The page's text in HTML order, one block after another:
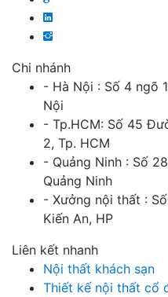
Chi nhánh
- Hà Nội : Số 4 ngõ
Nội
- Tp.HCM: Số 45
2, Tp. HCM
- Quảng Ninh : Số
Quảng Ninh
- Xưởng nội thất :
Kiến An, HP
Liên kết nhanh
Nội thất khách sạn
Thiết kế nội thất cổ